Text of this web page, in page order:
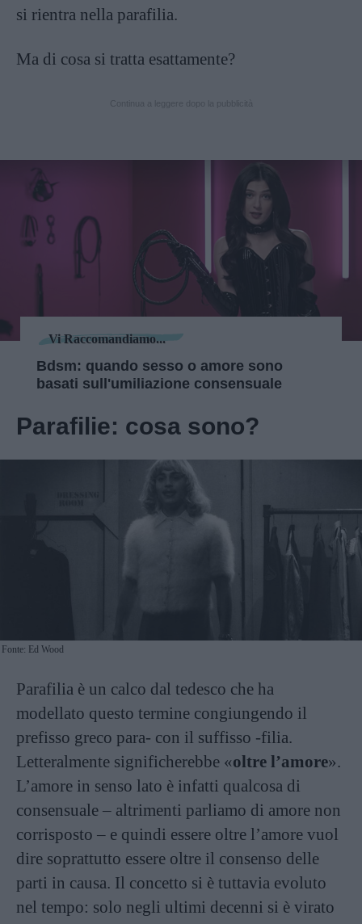
si rientra nella parafilia.
Ma di cosa si tratta esattamente?
Vi Raccomandiamo...
Bdsm: quando sesso o amore sono
basati sull'umiliazione consensuale
Parafilie: cosa sono?
Fonte: Ed Wood
Parafilia è un calco dal tedesco che ha
modellato questo termine congiungendo il
prefisso greco para- con il suffisso -filia.
Letteralmente significherebbe «oltre l’amore».
L’amore in senso lato è infatti qualcosa di
consensuale – altrimenti parliamo di amore non
corrisposto – e quindi essere oltre l’amore vuol
dire soprattutto essere oltre il consenso delle
parti in causa. Il concetto si è tuttavia evoluto
nel tempo: solo negli ultimi decenni si è virato